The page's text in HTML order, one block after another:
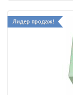
Лидер продаж!